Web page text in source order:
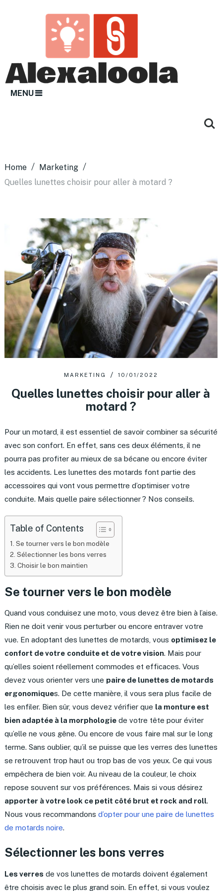
MENU
Home
Marketing
Quelles lunettes choisir pour aller à motard ?
MARKETING 10/01/2022
Quelles lunettes choisir pour aller à
motard ?
Pour un motard, il est essentiel de savoir combiner sa sécurité
avec son confort. En effet, sans ces deux éléments, il ne
pourra pas profiter au mieux de sa bécane ou encore éviter
les accidents. Les lunettes des motards font partie des
accessoires qui vont vous permettre d’optimiser votre
conduite. Mais quelle paire sélectionner ? Nos conseils.
Table of Contents
Se tourner vers le bon modèle
Sélectionner les bons verres
Choisir le bon maintien
Se tourner vers le bon modèle
Quand vous conduisez une moto, vous devez être bien à l’aise.
Rien ne doit venir vous perturber ou encore entraver votre
vue. En adoptant des lunettes de motards, vous optimisez le
confort de votre conduite et de votre vision. Mais pour
qu’elles soient réellement commodes et efficaces. Vous
devez vous orienter vers une paire de lunettes de motards
ergonomiques. De cette manière, il vous sera plus facile de
les enfiler. Bien sûr, vous devez vérifier que la monture est
bien adaptée à la morphologiede votre tête pour éviter
qu’elle ne vous gêne. Ou encore de vous faire mal sur le long
terme. Sans oublier, qu’il se puisse que les verres des lunettes
se retrouvent trop haut ou trop bas de vos yeux. Ce qui vous
empêchera de bien voir. Au niveau de la couleur, le choix
repose souvent sur vos préférences. Mais si vous désirez
apporter à votre look ce petit côté brut et rock and roll.
Nous vous recommandons d’opter pour une paire de lunettes
de motards noire.
Sélectionner les bons verres
Les verres de vos lunettes de motards doivent également
être choisis avec le plus grand soin. En effet, si vous voulez